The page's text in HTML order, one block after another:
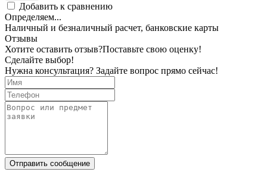
Добавить к сравнению
Определяем...
Наличный и безналичный расчет, банковские карты
Отзывы
Хотите оставить отзыв?Поставьте свою оценку!
Сделайте выбор!
Нужна консультация? Задайте вопрос прямо сейчас!
Отправить сообщение